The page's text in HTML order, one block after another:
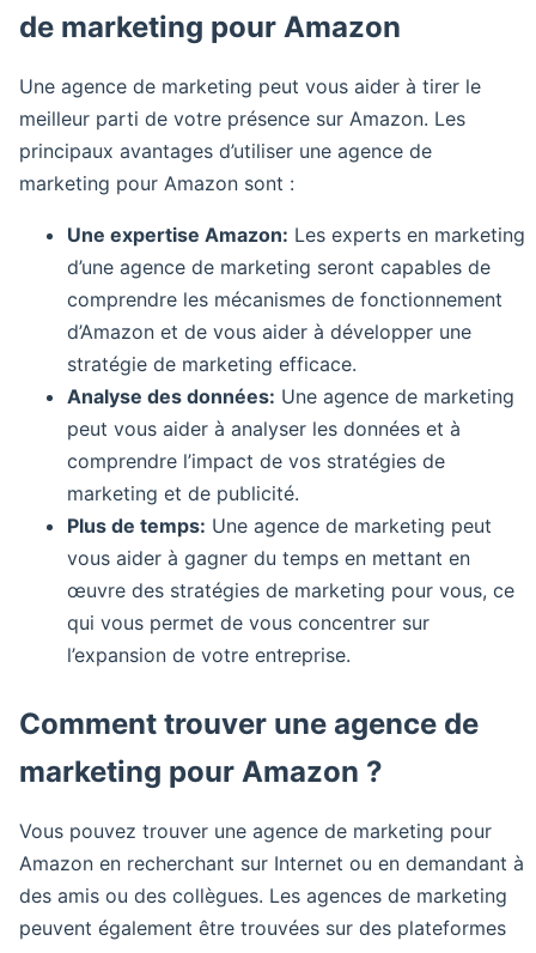
de marketing pour Amazon
Une agence de marketing peut vous aider à tirer le
meilleur parti de votre présence sur Amazon. Les
principaux avantages d’utiliser une agence de
marketing pour Amazon sont :
Une expertise Amazon: Les experts en marketing
d’une agence de marketing seront capables de
comprendre les mécanismes de fonctionnement
d’Amazon et de vous aider à développer une
stratégie de marketing efficace.
Analyse des données: Une agence de marketing
peut vous aider à analyser les données et à
comprendre l’impact de vos stratégies de
marketing et de publicité.
Plus de temps: Une agence de marketing peut
vous aider à gagner du temps en mettant en
œuvre des stratégies de marketing pour vous, ce
qui vous permet de vous concentrer sur
l’expansion de votre entreprise.
Comment trouver une agence de
marketing pour Amazon ?
Vous pouvez trouver une agence de marketing pour
Amazon en recherchant sur Internet ou en demandant à
des amis ou des collègues. Les agences de marketing
peuvent également être trouvées sur des plateformes